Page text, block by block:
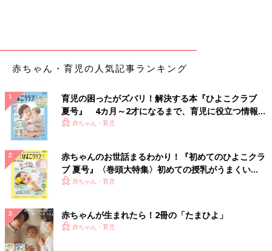
赤ちゃん・育児の人気記事ランキング
育児の困ったがズバリ！解決する本『ひよこクラブ
夏号』 4カ月～2才になるまで、育児に役立つ情報が
いっぱい！
赤ちゃん・育児
赤ちゃんのお世話まるわかり！『初めてのひよこクラ
ブ 夏号』〈巻頭大特集〉初めての授乳がうまくい
く！ おっぱい・ミルクの基本と夏のトラブル 解決テ
赤ちゃん・育児
赤ちゃんが生まれたら！2冊の「たまひよ」
赤ちゃん・育児